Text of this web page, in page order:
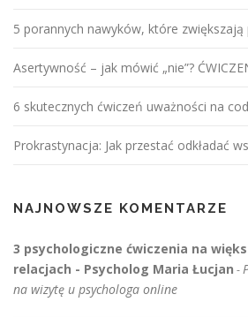
5 porannych nawyków, które
Asertywność – jak mówić „nie”?
6 skutecznych ćwiczeń uważności na
Prokrastynacja: Jak przestać odkładać
NAJNOWSZE KOMENTARZE
3 psychologiczne ćwiczenia na
relacjach - Psycholog Maria Łucjan -
na wizytę u psychologa online